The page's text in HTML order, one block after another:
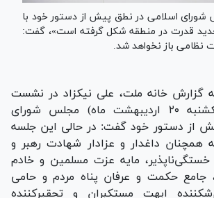
اسلامی در نطق پیش از دستور خود با
قدرت در منطقه شکل گرفته است»، گفت:
نظامی باز نخواهد شد.
گزارش خانه ملت، علی نیکزاد در نشست
غیرعلنی امروز (یکشنبه ۲۰ اردیبهشت ماه) مجلس شورای
از دستور خود گفت: در حالی این جلسه
همچنان داغدار و عزادار شهادت رهبر و
خستگی‌ناپذیر، مایه عزت مسلمین و خادم
جامع حکمت و عرفان پناه مردم و حامی
ابهت مستکبران و تحقیرکننده